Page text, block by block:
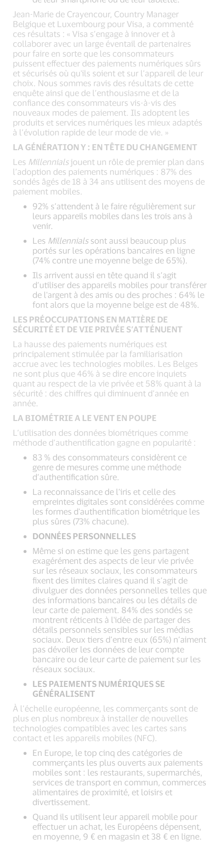
Jean-Marie de Crayencour, Country Manager
Belgique et Luxembourg pour Visa, a commenté
ces résultats : « Visa s’engage à innover et à
collaborer avec un large éventail de partenaires
pour faire en sorte que les consommateurs
puissent effectuer des paiements numériques sûrs
et sécurisés où qu'ils soient et sur l’appareil de leur
choix. Nous sommes ravis des résultats de cette
enquête ainsi que de l’enthousiasme et de la
confiance des consommateurs vis-à-vis des
nouveaux modes de paiement. Ils adoptent les
produits et services numériques les mieux adaptés
à l’évolution rapide de leur mode de vie. »
LA GÉNÉRATION Y : EN TÊTE DU CHANGEMENT
Les Millennialsjouent un rôle de premier plan dans
l’adoption des paiements numériques : 87% des
sondés âgés de 18 à 34 ans utilisent des moyens de
paiement mobiles.
92% s’attendent à le faire régulièrement sur
leurs appareils mobiles dans les trois ans à
venir.
Les Millennialssont aussi beaucoup plus
portés sur les opérations bancaires en ligne
(74% contre une moyenne belge de 65%).
Ils arrivent aussi en tête quand il s’agit
d’utiliser des appareils mobiles pour transférer
de l'argent à des amis ou des proches : 64% le
font alors que la moyenne belge est de 48%.
LES PRÉOCCUPATIONS EN MATIÈRE DE
SÉCURITÉ ET DE VIE PRIVÉE S’ATTÉNUENT
La hausse des paiements numériques est
principalement stimulée par la familiarisation
accrue avec les technologies mobiles. Les Belges
ne sont plus que 46% à se dire encore inquiets
quant au respect de la vie privée et 58% quant à la
sécurité : des chiffres qui diminuent d’année en
année.
LA BIOMÉTRIE A LE VENT EN POUPE
L’utilisation des données biométriques comme
méthode d’authentification gagne en popularité :
83 % des consommateurs considèrent ce
genre de mesures comme une méthode
d’authentification sûre.
La reconnaissance de l’iris et celle des
empreintes digitales sont considérées comme
les formes d'authentification biométrique les
plus sûres (73% chacune).
DONNÉES PERSONNELLES
Même si on estime que les gens partagent
exagérément des aspects de leur vie privée
sur les réseaux sociaux, les consommateurs
fixent des limites claires quand il s’agit de
divulguer des données personnelles telles que
des informations bancaires ou les détails de
leur carte de paiement. 84% des sondés se
montrent réticents à l'idée de partager des
détails personnels sensibles sur les médias
sociaux. Deux tiers d’entre eux (65%) n’aiment
pas dévoiler les données de leur compte
bancaire ou de leur carte de paiement sur les
réseaux sociaux.
LES PAIEMENTS NUMÉRIQUES SE
GÉNÉRALISENT
À l’échelle européenne, les commerçants sont de
plus en plus nombreux à installer de nouvelles
technologies compatibles avec les cartes sans
contact et les appareils mobiles (NFC).
En Europe, le top cinq des catégories de
commerçants les plus ouverts aux paiements
mobiles sont : les restaurants, supermarchés,
services de transport en commun, commerces
alimentaires de proximité, et loisirs et
divertissement.
Quand ils utilisent leur appareil mobile pour
effectuer un achat, les Européens dépensent,
en moyenne, 9 € en magasin et 38 € en ligne.